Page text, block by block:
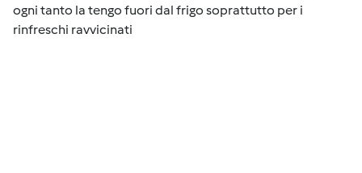
ogni tanto la tengo fuori dal frigo soprattutto per i
rinfreschi ravvicinati